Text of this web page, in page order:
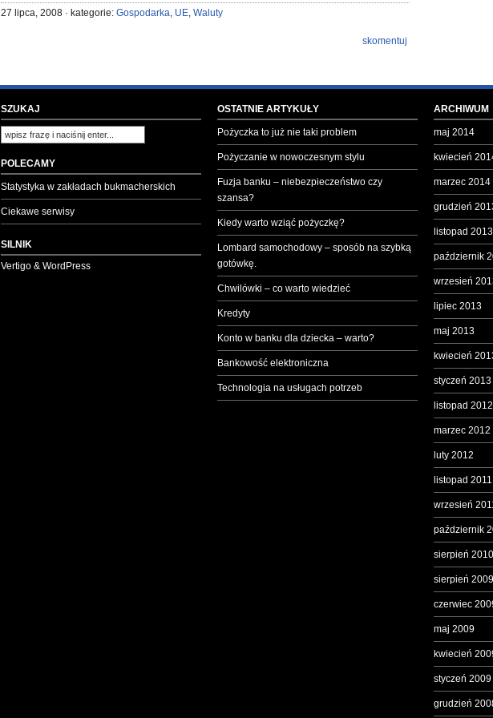
27 lipca, 2008 · kategorie: Gospodarka, UE, Waluty
skomentuj
SZUKAJ
POLECAMY
Statystyka w zakładach bukmacherskich
Ciekawe serwisy
SILNIK
Vertigo & WordPress
OSTATNIE ARTYKUŁY
Pożyczka to już nie taki problem
Pożyczanie w nowoczesnym stylu
Fuzja banku – niebezpieczeństwo czy
szansa?
Kiedy warto wziąć pożyczkę?
Lombard samochodowy – sposób na szybką
gotówkę.
Chwilówki – co warto wiedzieć
Kredyty
Konto w banku dla dziecka – warto?
Bankowość elektroniczna
Technologia na usługach potrzeb
ARCHIWUM
maj 2014
kwiecień
marzec 2014
grudzień
listopad 2013
październik
wrzesień
lipiec 2013
maj 2013
kwiecień
styczeń 2013
listopad 2012
marzec 2012
luty 2012
listopad 2011
wrzesień
październik
sierpień 2010
sierpień 2009
czerwiec
maj 2009
kwiecień
styczeń 2009
grudzień